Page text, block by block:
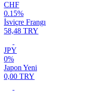
CHF
0.15%
İsviçre Frangı
58,48 TRY
JPY
0%
Japon Yeni
0,00 TRY